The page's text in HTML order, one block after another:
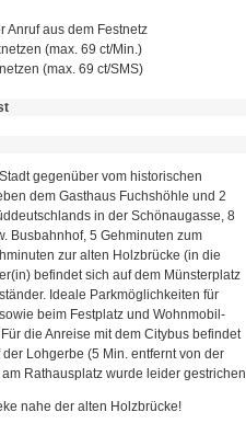
Anruf aus dem Festnetz
(max. 69 ct/Min.)
(max. 69 ct/SMS)
gegenüber vom historischen
dem Gasthaus Fuchshöhle und 2
in der Schönaugasse, 8
Busbahnhof, 5 Gehminuten zum
zur alten Holzbrücke (in die
befindet sich auf dem Münsterplatz
Ideale Parkmöglichkeiten für
beim Festplatz und Wohnmobil-
die Anreise mit dem Citybus befindet
Lohgerbe (5 Min. entfernt von der
Rathausplatz wurde leider gestrichen.
nahe der alten Holzbrücke!